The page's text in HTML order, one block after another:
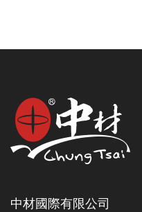
中材國際有限公司